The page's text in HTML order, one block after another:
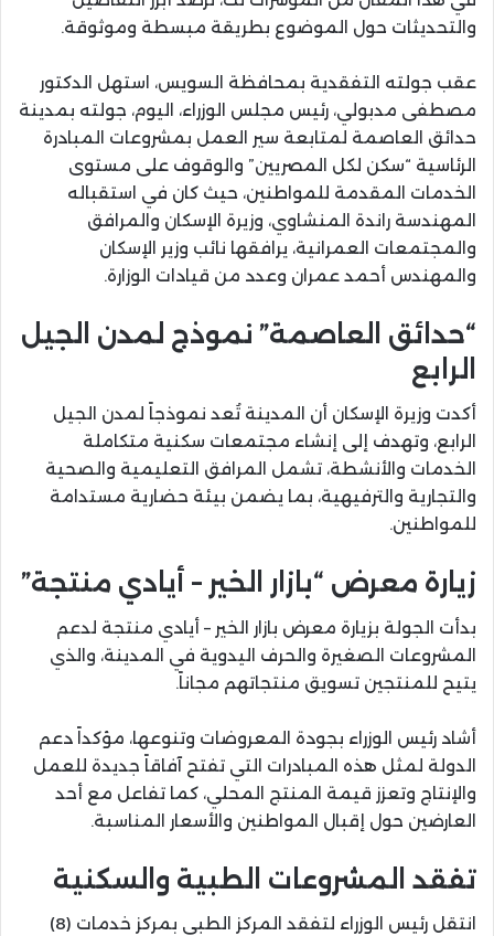
والتحديثات حول الموضوع بطريقة مبسطة وموثوقة.
عقب جولته التفقدية بمحافظة السويس، استهل الدكتور
مصطفى مدبولي، رئيس مجلس الوزراء، اليوم، جولته بمدينة
حدائق العاصمة لمتابعة سير العمل بمشروعات المبادرة
الرئاسية “سكن لكل المصريين” والوقوف على مستوى
الخدمات المقدمة للمواطنين، حيث كان في استقباله
المهندسة راندة المنشاوي، وزيرة الإسكان والمرافق
والمجتمعات العمرانية، يرافقها نائب وزير الإسكان
والمهندس أحمد عمران وعدد من قيادات الوزارة.
“حدائق العاصمة” نموذج لمدن الجيل
الرابع
أكدت وزيرة الإسكان أن المدينة تُعد نموذجاً لمدن الجيل
الرابع، وتهدف إلى إنشاء مجتمعات سكنية متكاملة
الخدمات والأنشطة، تشمل المرافق التعليمية والصحية
والتجارية والترفيهية، بما يضمن بيئة حضارية مستدامة
للمواطنين.
زيارة معرض “بازار الخير – أيادي منتجة”
بدأت الجولة بزيارة معرض بازار الخير – أيادي منتجة لدعم
المشروعات الصغيرة والحرف اليدوية في المدينة، والذي
يتيح للمنتجين تسويق منتجاتهم مجاناً.
أشاد رئيس الوزراء بجودة المعروضات وتنوعها، مؤكداً دعم
الدولة لمثل هذه المبادرات التي تفتح آفاقاً جديدة للعمل
والإنتاج وتعزز قيمة المنتج المحلي، كما تفاعل مع أحد
العارضين حول إقبال المواطنين والأسعار المناسبة.
تفقد المشروعات الطبية والسكنية
انتقل رئيس الوزراء لتفقد المركز الطبي بمركز خدمات (8)